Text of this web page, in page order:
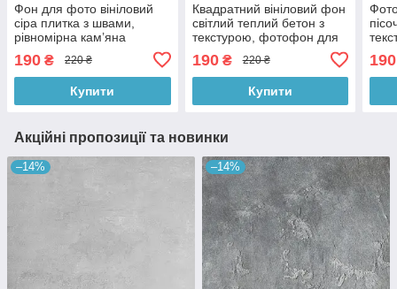
Фон для фото вініловий
сіра плитка з швами,
рівномірна кам’яна
фотофон, 60x60 см,
№550453
190 ₴ 220 ₴
Купити
Квадратний вініловий фон
світлий теплий бетон з
текстурою, фотофон для
зйомки і фото 60x60 см,
№551919
190₴ 220 ₴
Купити
см,
190
Акційні пропозиції та новинки
–14% –14%